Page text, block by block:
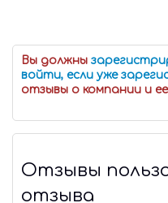
Вы должны
войти, если уже
отзывы о компании и
Отзывы
отзыва